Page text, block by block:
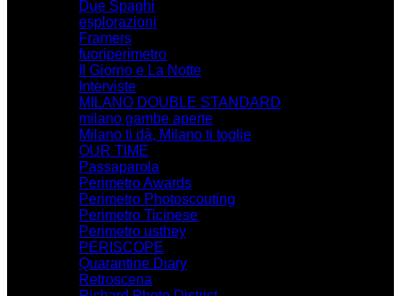
Due Spaghi
esplorazioni
Framers
fuoriperimetro
Il Giorno e La Notte
Interviste
MILANO DOUBLE STANDARD
milano gambe aperte
Milano ti dà, Milano ti toglie
OUR TIME
Passaparola
Perimetro Awards
Perimetro Photoscouting
Perimetro Ticinese
Perimetro usthey
PERISCOPE
Quarantine Diary
Retroscena